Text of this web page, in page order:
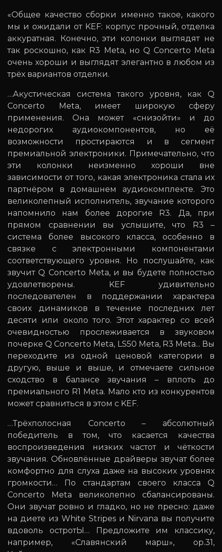
«Общее качество сборки именно такое, какого
мы и ожидали от KEF: корпус прочный, отделка
аккуратная. Конечно, эти колонки выглядят не
так роскошно, как R3 Meta, но Q Concerto Meta
очень хороши и выглядят элегантно в любом из
трёх вариантов отделки.
…Акустическая система такого уровня, как Q
Concerto Meta, имеет широкую сферу
применения. Она может «снизойти» и до
недорогих аудиокомпонентов, но её
возможности простираются и в сегмент
премиальной электроники. Примечательно, что
эти колонки неизменно хороши вне
зависимости от того, какая электроника стала их
партнёром в домашнем аудиокомплекте. Это
великолепный исполнитель, звучание которого
напомнило нам более дорогие R3. Да, при
прямом сравнении вы услышите, что R3 –
система более высокого класса, особенно в
связке с электронными компонентами
соответствующего уровня. Но послушайте, как
звучит Q Concerto Meta, и вы будете полностью
удовлетворены. KEF удивительно
последователен в поддержании характера
своих динамиков в течение последних лет
десяти или около того. Этот характер со всей
очевидностью прослеживается в звуковом
почерке Q Concerto Meta, LS50 Meta, R3 Meta... Вы
переходите из одной ценовой категории в
другую, выше и выше, и отмечаете сильное
сходство в балансе звучания – вплоть до
премиального R1 Meta. Мало кто из конкурентов
может сравниться в этом с KEF.
…Трёхполосная Concerto – абсолютный
победитель в том, что касается качества
воспроизведения низких частот и чёткости
звучания. Обновлённые драйверы звучат более
комфортно для слуха даже на высоких уровнях
громкости… По стандартам своего класса Q
Concerto Meta великолепно сбалансированы.
Они звучат ровно и гладко, но не пресно: даже
на диете из White Stripes и Nirvana вы получите
вдоволь остротЫ… Предложите им классику,
например, «Славянский марш», op.31,